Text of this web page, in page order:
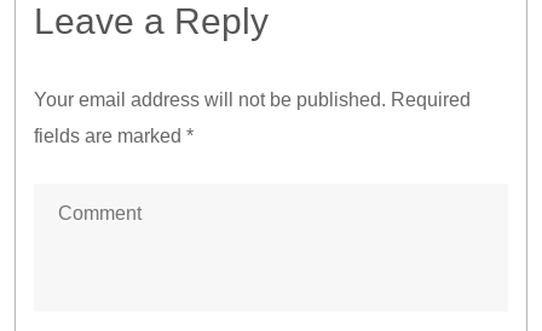
Leave a Reply
Your email address will not be published. Required
fields are marked *